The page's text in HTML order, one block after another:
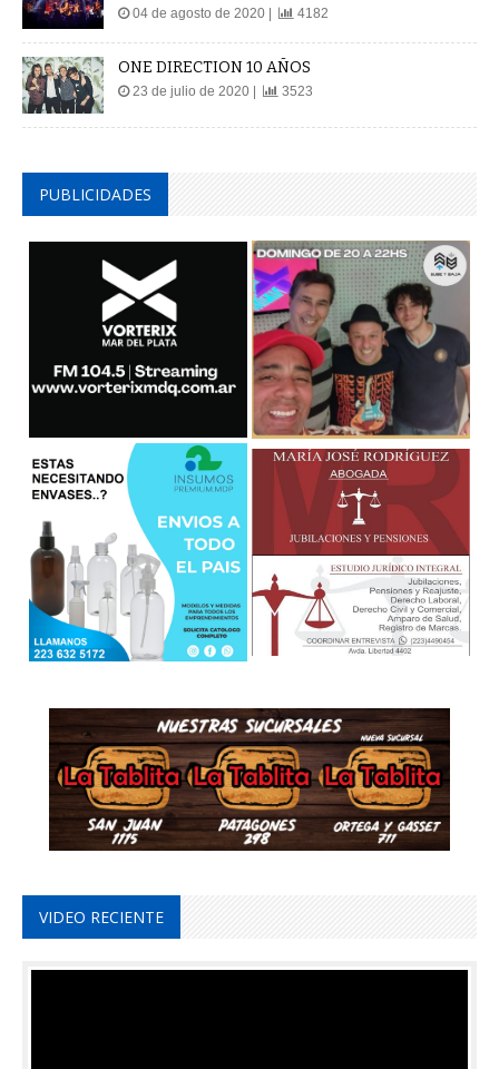
04 de agosto de 2020 | 4182
ONE DIRECTION 10 AÑOS
23 de julio de 2020 | 3523
PUBLICIDADES
VIDEO RECIENTE